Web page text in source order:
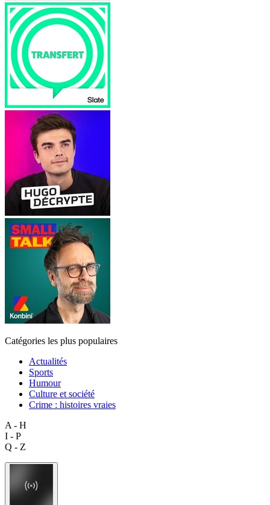
Catégories les plus populaires
Actualités
Sports
Humour
Culture et société
Crime : histoires vraies
A - H
I - P
Q - Z